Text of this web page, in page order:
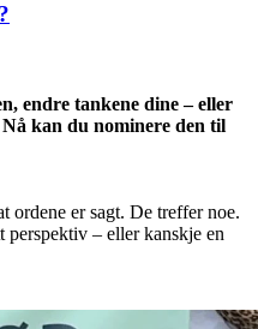
endre tankene dine – eller
kan du nominere den til
ordene er sagt. De treffer noe.
– eller kanskje en